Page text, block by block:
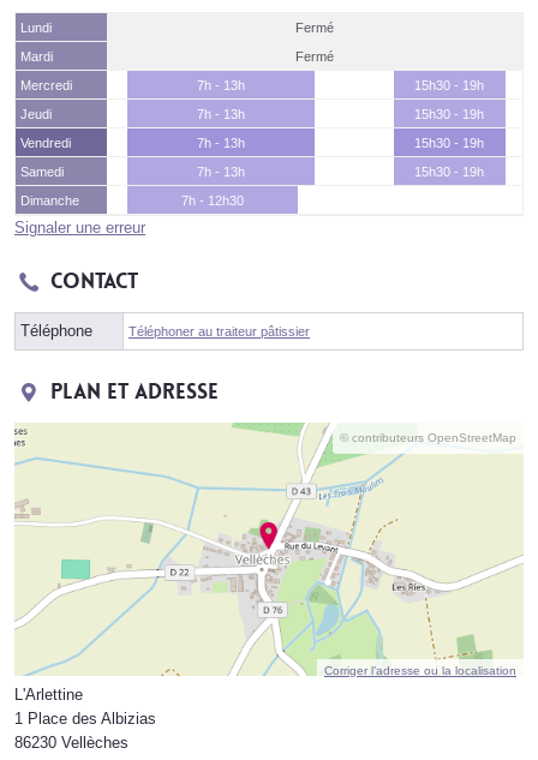
Lundi
Fermé
Mardi
Fermé
Mercredi
7h - 13h
15h30 - 19h
Jeudi
7h - 13h
15h30 - 19h
Vendredi
7h - 13h
15h30 - 19h
Samedi
7h - 13h
15h30 - 19h
Dimanche
7h - 12h30
Signaler une erreur
Contact
Téléphone Téléphoner au traiteur pâtissier
Plan et adresse
© contributeurs OpenStreetMap
Corriger l’adresse ou la localisation
L'Arlettine
1 Place des Albizias
86230 Vellèches